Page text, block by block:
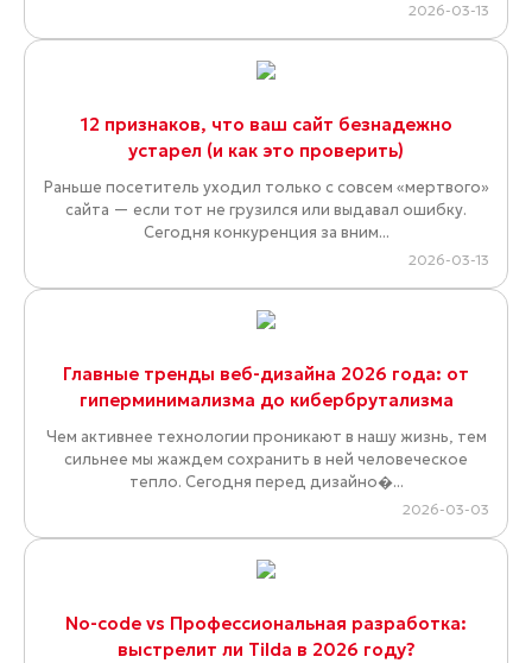
2026-03-13
12 признаков, что ваш сайт безнадежно
устарел (и как это проверить)
Раньше посетитель уходил только с совсем «мертвого»
сайта — если тот не грузился или выдавал ошибку.
Сегодня конкуренция за вним...
2026-03-13
Главные тренды веб-дизайна 2026 года: от
гиперминимализма до кибербрутализма
Чем активнее технологии проникают в нашу жизнь, тем
сильнее мы жаждем сохранить в ней человеческое
тепло. Сегодня перед дизайно�...
2026-03-03
No-code vs Профессиональная разработка:
выстрелит ли Tilda в 2026 году?